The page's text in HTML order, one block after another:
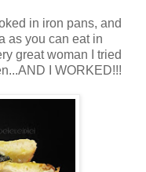
in iron pans, and
as you can eat in
great woman I tried
I WORKED!!!